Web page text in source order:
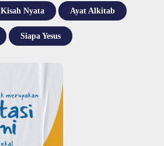
Kisah Nyata Ayat Alkitab
Siapa Yesus